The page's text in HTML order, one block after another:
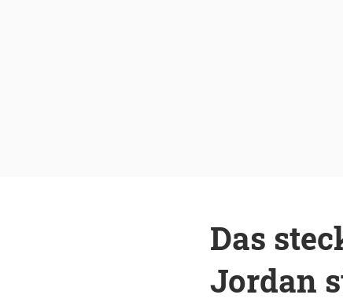
Das
Jordan